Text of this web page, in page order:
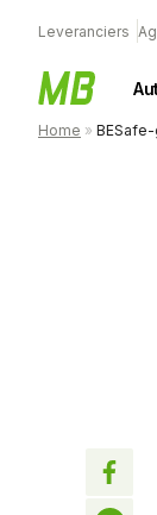
Leveranciers
Home »